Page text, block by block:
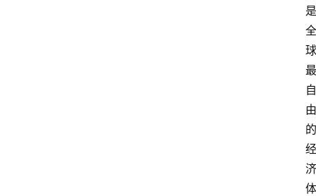
是
全
球
最
自
由
的
经
济
体